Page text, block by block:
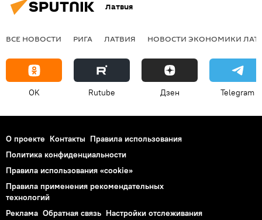
Латвия
ВСЕ НОВОСТИ РИГА ЛАТВИЯ НОВОСТИ ЭКОНОМИКИ
OK Rutube Дзен Telegram
О проекте Контакты Правила использования
Политика конфиденциальности
Правила использования «cookie»
Правила применения рекомендательных
технологий
Реклама Обратная связь Настройки отслеживания